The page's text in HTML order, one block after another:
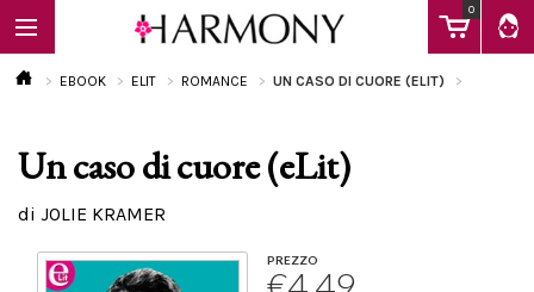
0
EBOOK
EBOOK ELIT ROMANCE UN CASO DI CUORE (ELIT)
Un caso di cuore (eLit)
di JOLIE KRAMER
PREZZO